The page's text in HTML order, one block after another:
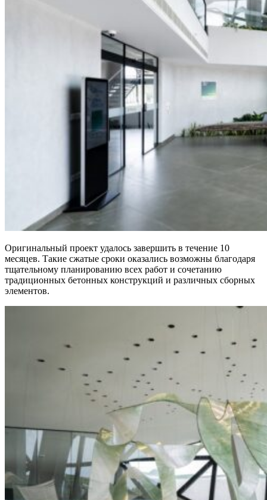
Оригинальный проект удалось завершить в течение 10
месяцев. Такие сжатые сроки оказались возможны благодаря
тщательному планированию всех работ и сочетанию
традиционных бетонных конструкций и различных сборных
элементов.